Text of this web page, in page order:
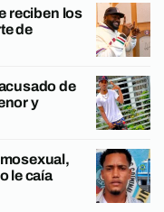
reciben los
de
de
y
le caía